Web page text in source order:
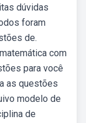
dúvidas
foram
de.
com
para você
as questões
modelo de
de